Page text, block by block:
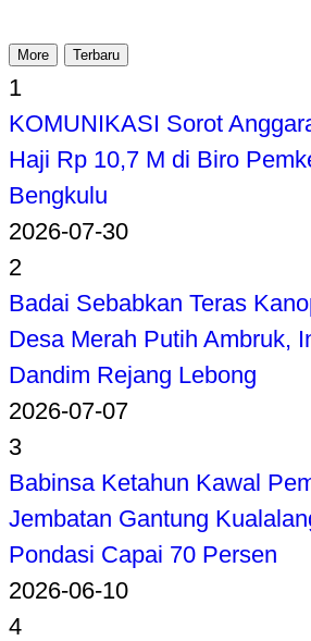
More Terbaru
1
KOMUNIKASI Sorot
Haji Rp 10,7 M di Biro
Bengkulu
2026-07-30
2
Badai Sebabkan Teras
Desa Merah Putih Ambruk,
Dandim Rejang Lebong
2026-07-07
3
Babinsa Ketahun Kawal
Jembatan Gantung
Pondasi Capai 70 Persen
2026-06-10
4